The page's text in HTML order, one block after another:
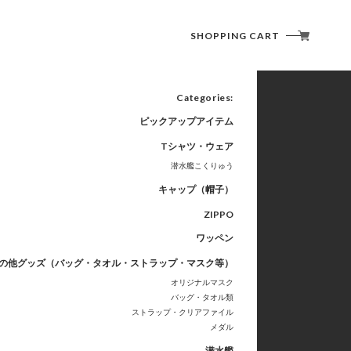
SHOPPING CART
Categories:
ピックアップアイテム
Tシャツ・ウェア
潜水艦こくりゅう
キャップ（帽子）
ZIPPO
ワッペン
他グッズ（バッグ・タオル・ストラップ・マスク等）
オリジナルマスク
バッグ・タオル類
ストラップ・クリアファイル
メダル